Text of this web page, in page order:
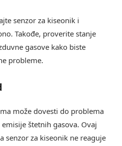
senzor za kiseonik i
Takođe, proverite stanje
gasove kako biste
probleme.
može dovesti do problema
štetnih gasova. Ovaj
senzor za kiseonik ne reaguje